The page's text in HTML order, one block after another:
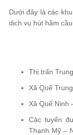
Dưới đây là các
dịch vụ hút hầm
Thị trấn
Xã Quế
Xã Quế Ninh
Các tuyến
Thạnh Mỹ –